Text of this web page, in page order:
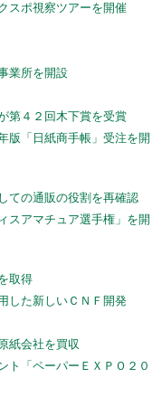
スポ視察ツアーを開催
業所を開設
第４２回木下賞を受賞
版「日紙商手帳」受注を開
ての通販の役割を再確認
スアマチュア選手権」を開
取得
した新しいＣＮＦ開発
紙会社を買収
ト「ペーパーＥＸＰＯ２０